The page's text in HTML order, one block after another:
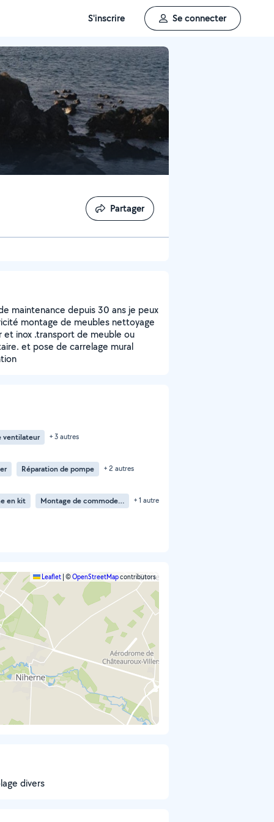
S'inscrire Se connecter
Partager
Partager
maintenance depuis 30 ans je peux
montage de meubles nettoyage
inox .transport de meuble ou
et pose de carrelage mural
ventilateur + 3 autres
Réparation de pompe + 2 autres
en kit Montage de commode en kit + 1 autre
Leaflet ©OpenStreetMapcontributors
divers